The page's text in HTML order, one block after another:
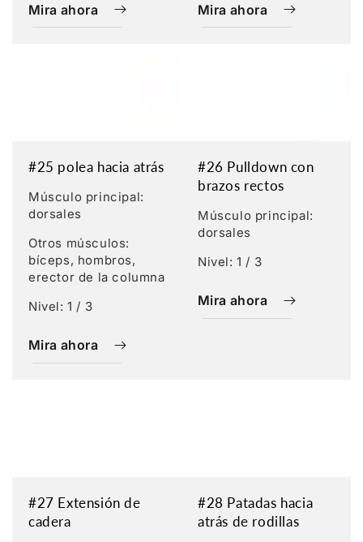
Mira ahora Mira ahora
#25 polea hacia atrás
Músculo principal:
dorsales
Otros músculos:
bíceps, hombros,
erector de la columna
Nivel: 1 / 3
Mira ahora
#26 Pulldown con
brazos rectos
Músculo principal:
dorsales
Nivel: 1 / 3
Mira ahora
#27 Extensión de
cadera
#28 Patadas hacia
atrás de rodillas